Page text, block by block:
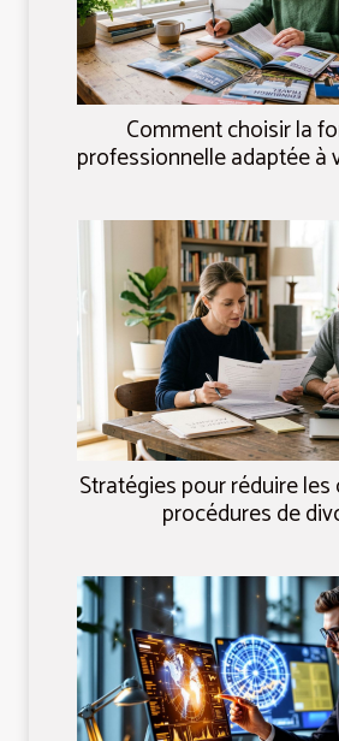
Comment choisir la
professionnelle adaptée à
Stratégies pour réduire
procédures de